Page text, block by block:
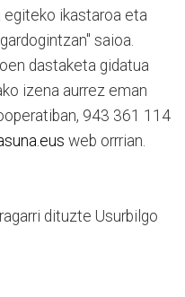
egiteko ikastaroa eta
saioa.
dastaketa gidatua
izena aurrez eman
943 361 114
web orrrian.
dituzte Usurbilgo